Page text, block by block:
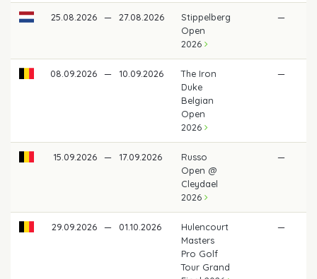
25.08.2026 — 27.08.2026
Stippelberg
Open
2026
—
08.09.2026 — 10.09.2026
The Iron
Duke
Belgian
Open
2026
—
15.09.2026 — 17.09.2026
Russo
Open @
Cleydael
2026
—
29.09.2026 — 01.10.2026
Hulencourt
Masters
Pro Golf
Tour Grand
—